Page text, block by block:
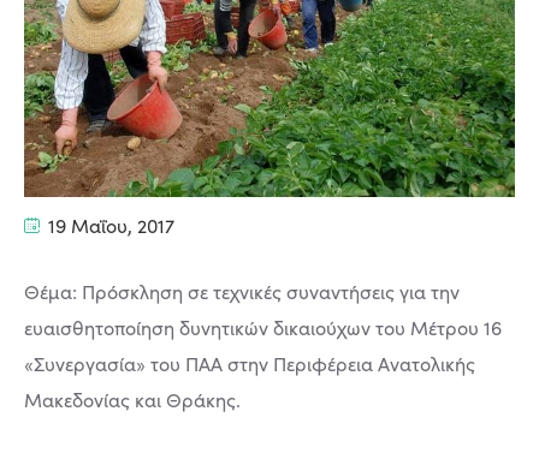
19 Μαΐου, 2017
Θέμα: Πρόσκληση σε τεχνικές συναντήσεις για την
ευαισθητοποίηση δυνητικών δικαιούχων του Μέτρου 16
«Συνεργασία» του ΠΑΑ στην Περιφέρεια Ανατολικής
Μακεδονίας και Θράκης.